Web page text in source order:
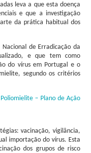
leva a que esta doença
e que a investigação
da prática habitual dos
de Erradicação da
e que tem como
do vírus em Portugal e o
segundo os critérios
– Plano de Ação
vacinação, vigilância,
importação do vírus. Esta
dos grupos de risco